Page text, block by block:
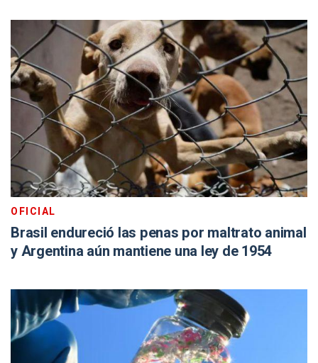
OFICIAL
Brasil endureció las penas por maltrato animal
y Argentina aún mantiene una ley de 1954